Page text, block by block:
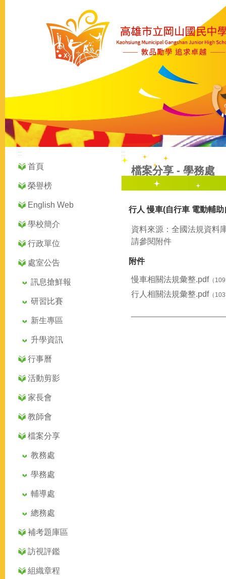
:::
首頁
榮譽榜
English Web
學校簡介
行政單位
處室公告
訊息搶鮮報
研習比賽
新生專區
升學資訊
行事曆
活動剪影
家長會
教師會
檔案分享
教務處
學務處
輔導處
總務處
補考題庫區
訪視評鑑
組織章程
:::
檔案分享 - 學務處
行人 慢車(自行車 電動輔
資料來源：全國法規資料
請參閱附件
附件
慢車相關法規彙整.pdf（
行人相關法規彙整.pdf（